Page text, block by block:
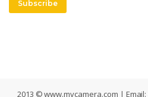
Subscribe
2013 © www.mvcamera.com | Email: